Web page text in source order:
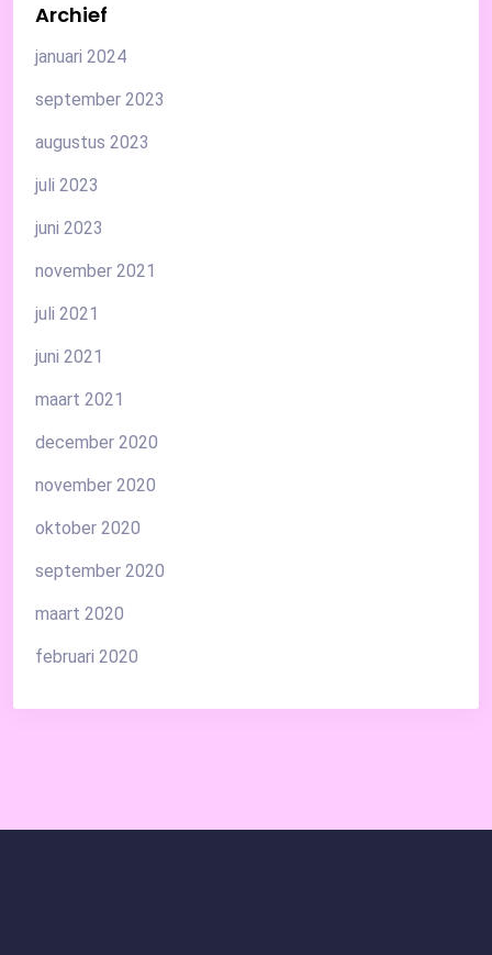
Archief
januari 2024
september 2023
augustus 2023
juli 2023
juni 2023
november 2021
juli 2021
juni 2021
maart 2021
december 2020
november 2020
oktober 2020
september 2020
maart 2020
februari 2020